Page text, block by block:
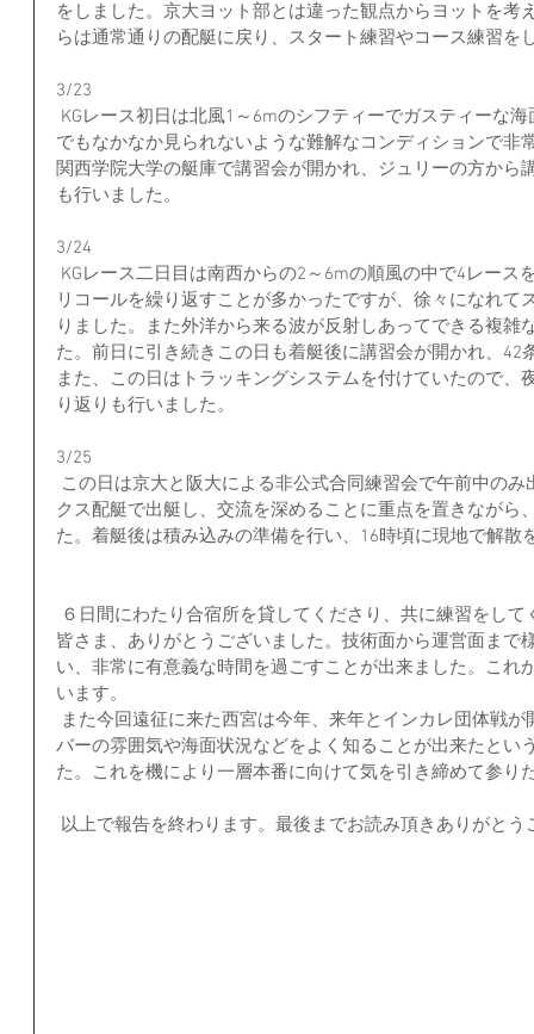
をしました。京大ヨット部とは違った観点からヨットを考
らは通常通りの配艇に戻り、スタート練習やコース練習を
3/23
でもなかなか見られないような難解なコンディションで非
関西学院大学の艇庫で講習会が開かれ、ジュリーの方から
も行いました。
3/24
リコールを繰り返すことが多かったですが、徐々になれて
りました。また外洋から来る波が反射しあってできる複雑
た。前日に引き続きこの日も着艇後に講習会が開かれ、42
また、この日はトラッキングシステムを付けていたので、
り返りも行いました。
3/25
クス配艇で出艇し、交流を深めることに重点を置きながら
た。着艇後は積み込みの準備を行い、16時頃に現地で解散
皆さま、ありがとうございました。技術面から運営面まで
い、非常に有意義な時間を過ごすことが出来ました。これ
います。
バーの雰囲気や海面状況などをよく知ることが出来たとい
た。これを機により一層本番に向けて気を引き締めて参り
以上で報告を終わります。最後までお読み頂きありがと